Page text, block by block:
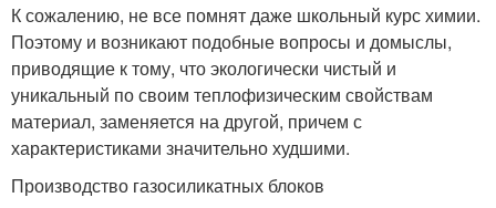
К сожалению, не все помнят даже школьный курс химии.
Поэтому и возникают подобные вопросы и домыслы,
приводящие к тому, что экологически чистый и
уникальный по своим теплофизическим свойствам
материал, заменяется на другой, причем с
характеристиками значительно худшими.
Производство газосиликатных блоков